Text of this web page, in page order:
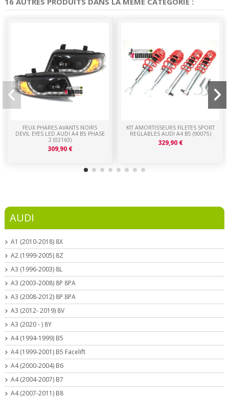
FEUX PHARES AVANTS NOIRS
DEVIL EYES LED AUDI A4 B5 PHASE
2 (02163)
309,90 €
KIT AMORTISSEURS FILETES SPORT
REGLABLES AUDI A4 B5 (90075)
329,90 €
AUDI
A1 (2010-2018) 8X
A2 (1999-2005) 8Z
A3 (1996-2003) 8L
A3 (2003-2008) 8P 8PA
A3 (2008-2012) 8P 8PA
A3 (2012- 2019) 8V
A3 (2020 - ) 8Y
A4 (1994-1999) B5
A4 (1999-2001) B5 Facelift
A4 (2000-2004) B6
A4 (2004-2007) B7
A4 (2007-2011) B8